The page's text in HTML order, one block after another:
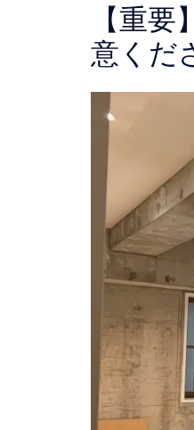
【重
意くだ